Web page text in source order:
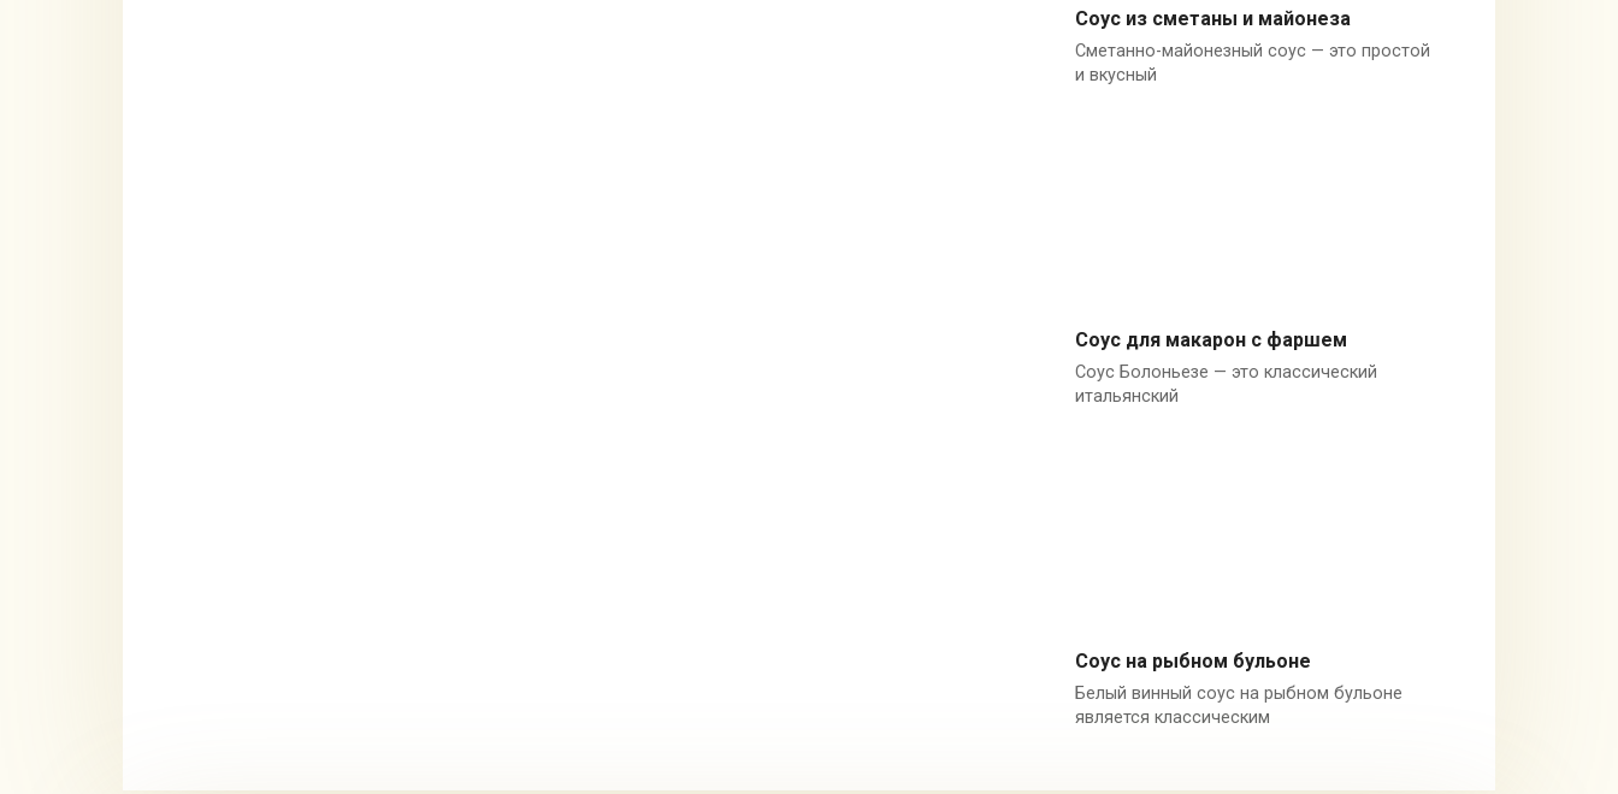
Майонез
Соус из сметаны и майонеза
Сметанно-майонезный соус — это простой
и вкусный
Италия
Соус для макарон с фаршем
Соус Болоньезе — это классический
итальянский
Рыбный бульон
Соус на рыбном бульоне
Белый винный соус на рыбном бульоне
является классическим